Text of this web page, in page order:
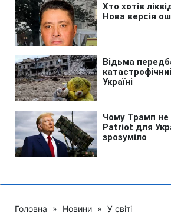
Головна » Новини » У світі